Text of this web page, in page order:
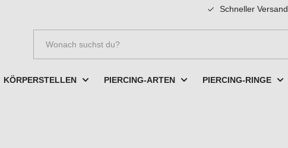
Schneller Versand
KÖRPERSTELLEN PIERCING-ARTEN PIERCING-RINGE